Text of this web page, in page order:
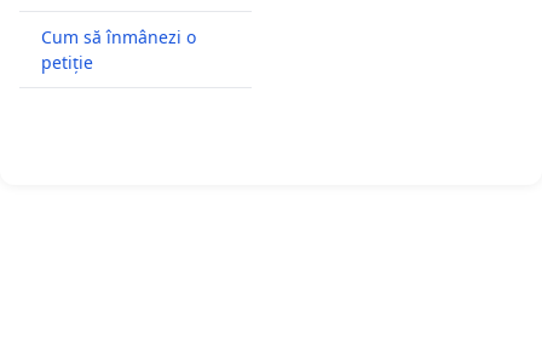
Cum să înmânezi o
petiție